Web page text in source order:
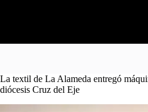
La textil de La Alameda entregó
diócesis Cruz del Eje